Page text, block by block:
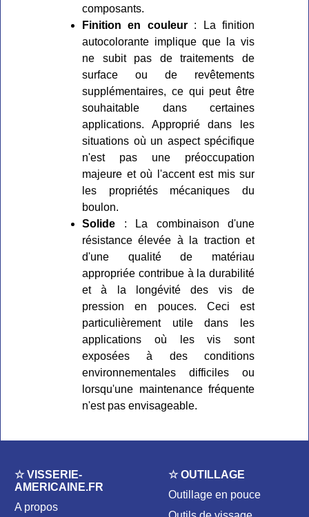
composants.
Finition en couleur: La finition
autocolorante implique que la vis
ne subit pas de traitements de
surface ou de revêtements
supplémentaires, ce qui peut être
souhaitable dans certaines
applications. Approprié dans les
situations où un aspect spécifique
n'est pas une préoccupation
majeure et où l'accent est mis sur
les propriétés mécaniques du
boulon.
Solide : La combinaison d'une
résistance élevée à la traction et
d'une qualité de matériau
appropriée contribue à la durabilité
et à la longévité des vis de
pression en pouces. Ceci est
particulièrement utile dans les
applications où les vis sont
exposées à des conditions
environnementales difficiles ou
lorsqu'une maintenance fréquente
n'est pas envisageable.
☆ VISSERIE-
AMERICAINE.FR
A propos
☆ OUTILLAGE
Outillage en pouce